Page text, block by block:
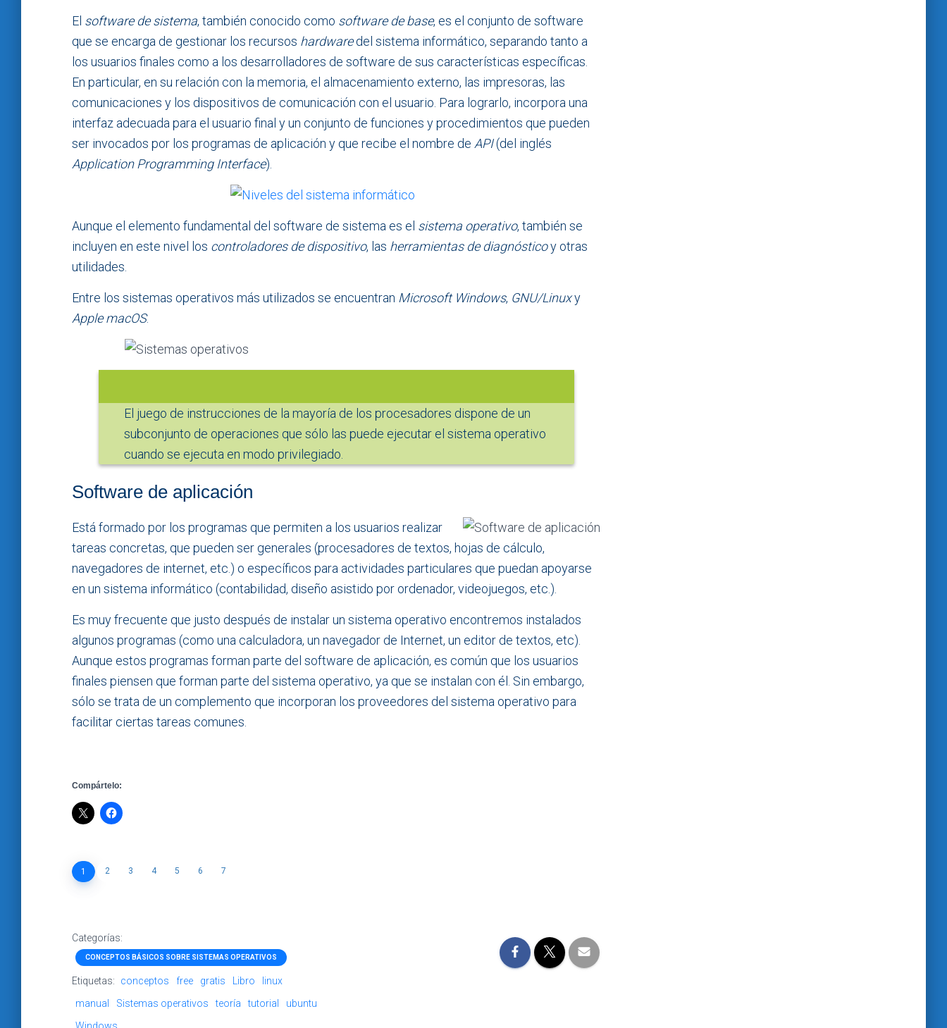
El software de sistema, también conocido como software de base, es el conjunto de software
que se encarga de gestionar los recursos hardwaredel sistema informático, separando tanto a
los usuarios finales como a los desarrolladores de software de sus características específicas.
En particular, en su relación con la memoria, el almacenamiento externo, las impresoras, las
comunicaciones y los dispositivos de comunicación con el usuario. Para lograrlo, incorpora una
interfaz adecuada para el usuario final y un conjunto de funciones y procedimientos que pueden
ser invocados por los programas de aplicación y que recibe el nombre de API(del inglés
Application Programming Interface).
Aunque el elemento fundamental del software de sistema es el sistema operativo, también se
incluyen en este nivel los controladores de dispositivo, las herramientas de diagnósticoy otras
utilidades.
Entre los sistemas operativos más utilizados se encuentran Microsoft Windows, GNU/Linuxy
Apple macOS.
El juego de instrucciones de la mayoría de los procesadores dispone de un
subconjunto de operaciones que sólo las puede ejecutar el sistema operativo
cuando se ejecuta en modo privilegiado.
Software de aplicación
Está formado por los programas que permiten a los usuarios realizar
tareas concretas, que pueden ser generales (procesadores de textos, hojas de cálculo,
navegadores de internet, etc.) o específicos para actividades particulares que puedan apoyarse
en un sistema informático (contabilidad, diseño asistido por ordenador, videojuegos, etc.).
Es muy frecuente que justo después de instalar un sistema operativo encontremos instalados
algunos programas (como una calculadora, un navegador de Internet, un editor de textos, etc).
Aunque estos programas forman parte del software de aplicación, es común que los usuarios
finales piensen que forman parte del sistema operativo, ya que se instalan con él. Sin embargo,
sólo se trata de un complemento que incorporan los proveedores del sistema operativo para
facilitar ciertas tareas comunes.
Compártelo:
1 2 3 4 5 6 7
Categorías:
CONCEPTOS BÁSICOS SOBRE SISTEMAS OPERATIVOS
Etiquetas: conceptos free gratis Libro
linux
manual
Sistemas operativos teoría tutorial
ubuntu